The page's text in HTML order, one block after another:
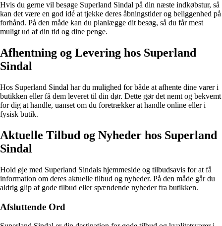
Hvis du gerne vil besøge Superland Sindal på din næste indkøbstur, så
kan det være en god idé at tjekke deres åbningstider og beliggenhed på
forhånd. På den måde kan du planlægge dit besøg, så du får mest
muligt ud af din tid og dine penge.
Afhentning og Levering hos Superland
Sindal
Hos Superland Sindal har du mulighed for både at afhente dine varer i
butikken eller få dem leveret til din dør. Dette gør det nemt og bekvemt
for dig at handle, uanset om du foretrækker at handle online eller i
fysisk butik.
Aktuelle Tilbud og Nyheder hos Superland
Sindal
Hold øje med Superland Sindals hjemmeside og tilbudsavis for at få
information om deres aktuelle tilbud og nyheder. På den måde går du
aldrig glip af gode tilbud eller spændende nyheder fra butikken.
Afsluttende Ord